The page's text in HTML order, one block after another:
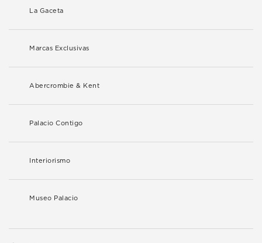
La Gaceta
Marcas Exclusivas
Abercrombie & Kent
Palacio Contigo
Interiorismo
Museo Palacio